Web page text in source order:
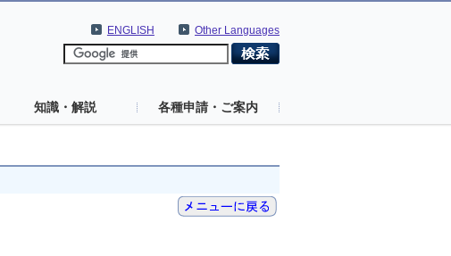
Other Languages
ENGLISH
知識・解説 各種申請・ご案内